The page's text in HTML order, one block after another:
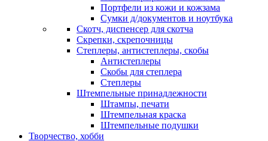
Портфели из кожи и кожзама
Сумки д/документов и ноутбука
Скотч, диспенсер для скотча
Скрепки, скрепочницы
Степлеры, антистеплеры, скобы
Антистеплеры
Скобы для степлера
Степлеры
Штемпельные принадлежности
Штампы, печати
Штемпельная краска
Штемпельные подушки
Творчество, хобби